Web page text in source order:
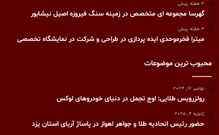
3 هفته پیش
گهرسا مجموعه ای متخصص در زمینه سنگ فیروزه اصیل نیشابور
3 هفته پیش
میترا فخرموحدی ایده پردازی در طراحی و شرکت در نمایشگاه تخصصی
محبوب ترین موضوعات
نوامبر 17, 2024
رولزرویس طلایی: اوج تجمل در دنیای خودروهای لوکس
ژانویه 4, 2025
حضور رئیس اتحادیه طلا و جواهر اهواز در پاساژ آریای استان یزد